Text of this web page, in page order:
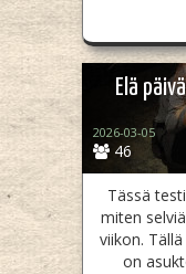
Elä
46
2026-03-05
Tässä
miten
viikon.
on